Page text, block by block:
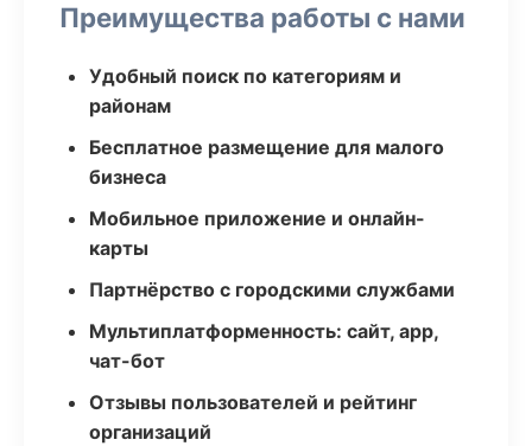
Преимущества работы с нами
Удобный поиск по категориям и
районам
Бесплатное размещение для малого
бизнеса
Мобильное приложение и онлайн-
карты
Партнёрство с городскими службами
Мультиплатформенность: сайт, app,
чат-бот
Отзывы пользователей и рейтинг
организаций